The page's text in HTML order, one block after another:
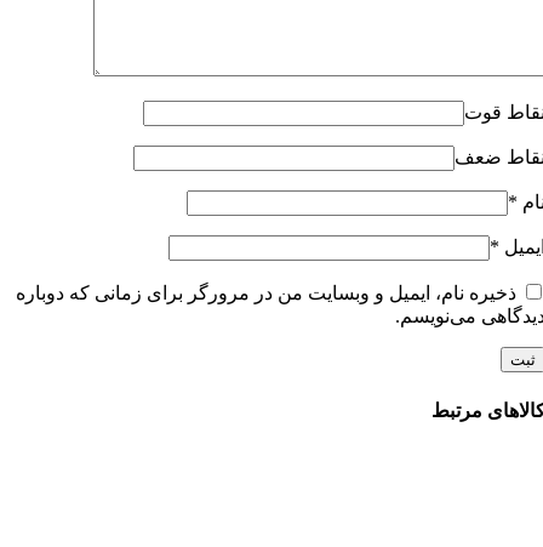
قوت
ضعف
*
*
ذخیره نام، ایمیل و وبسایت من در مرورگر برای زمانی که دوباره
می‌نویسم.
مرتبط